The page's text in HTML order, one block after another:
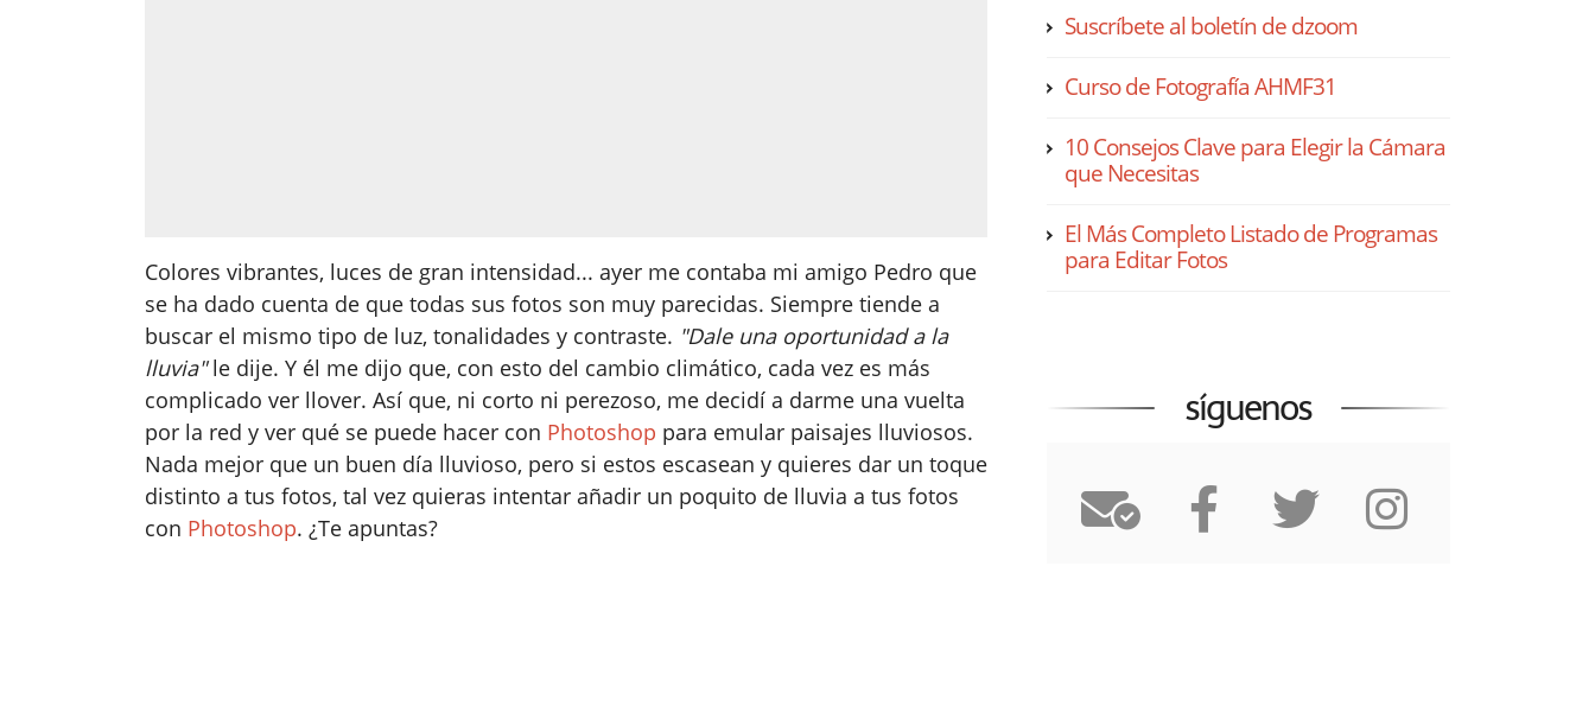
Colores vibrantes, luces de gran intensidad... ayer me contaba mi amigo Pedro que
se ha dado cuenta de que todas sus fotos son muy parecidas. Siempre tiende a
buscar el mismo tipo de luz, tonalidades y contraste. "Dale una oportunidad a la
lluvia"le dije. Y él me dijo que, con esto del cambio climático, cada vez es más
complicado ver llover. Así que, ni corto ni perezoso, me decidí a darme una vuelta
por la red y ver qué se puede hacer con Photoshop para emular paisajes lluviosos.
Nada mejor que un buen día lluvioso, pero si estos escasean y quieres dar un toque
distinto a tus fotos, tal vez quieras intentar añadir un poquito de lluvia a tus fotos
con Photoshop. ¿Te apuntas?
Suscríbete al boletín de dzoom
Curso de Fotografía AHMF31
10 Consejos Clave para Elegir la Cámara
que Necesitas
El Más Completo Listado de Programas
para Editar Fotos
síguenos